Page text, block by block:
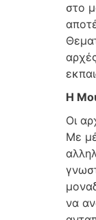
στο
Η
Οι
Με
να